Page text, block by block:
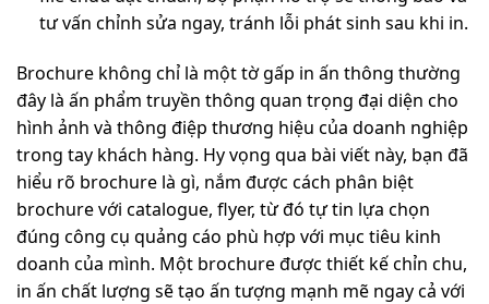
tư vấn chỉnh sửa ngay, tránh lỗi phát sinh sau khi in.
Brochure không chỉ là một tờ gấp in ấn thông thường
đây là ấn phẩm truyền thông quan trọng đại diện cho
hình ảnh và thông điệp thương hiệu của doanh nghiệp
trong tay khách hàng. Hy vọng qua bài viết này, bạn đã
hiểu rõ brochure là gì, nắm được cách phân biệt
brochure với catalogue, flyer, từ đó tự tin lựa chọn
đúng công cụ quảng cáo phù hợp với mục tiêu kinh
doanh của mình. Một brochure được thiết kế chỉn chu,
in ấn chất lượng sẽ tạo ấn tượng mạnh mẽ ngay cả với